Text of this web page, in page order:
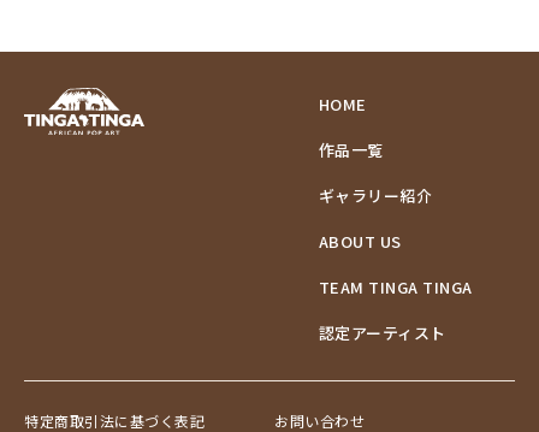
HOME
作品一覧
ギャラリー紹介
ABOUT US
TEAM TINGA TINGA
認定アーティスト
特定商取引法に基づく表記
お問い合わせ